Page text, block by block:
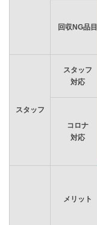
回収NG品目
スタッフ
スタッフ
対応
コロナ
対応
メリット